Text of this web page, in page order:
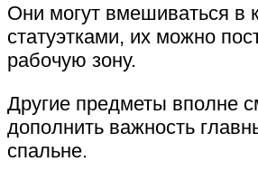
Они могут вмешиваться в
статуэтками, их можно
рабочую зону.
Другие предметы вполне
дополнить важность
спальне.